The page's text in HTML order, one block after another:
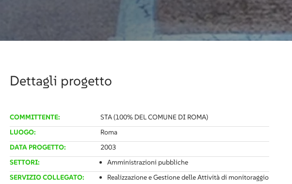
Dettagli progetto
COMMITTENTE:
STA (100% DEL COMUNE DI ROMA)
LUOGO:
Roma
DATA PROGETTO:
2003
SETTORI:
Amministrazioni pubbliche
SERVIZIO COLLEGATO:
Realizzazione e Gestione delle Attività di monitoraggio